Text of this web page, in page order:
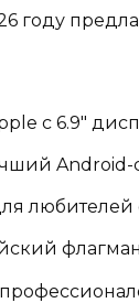
году
с 6.9″
Android-
любителей